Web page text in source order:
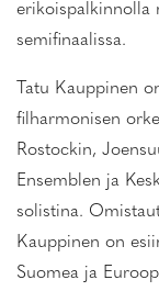
erikoispalkinnolla
semifinaalissa.
Tatu Kauppinen
filharmonisen
Rostockin,
Ensemblen ja
solistina.
Kauppinen on
Suomea ja